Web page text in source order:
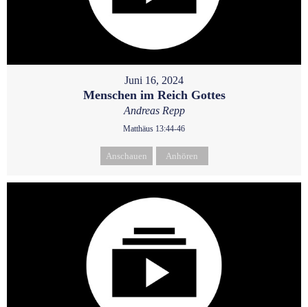
Juni 16, 2024
Menschen im Reich Gottes
Andreas Repp
Matthäus 13:44-46
Anschauen Anhören